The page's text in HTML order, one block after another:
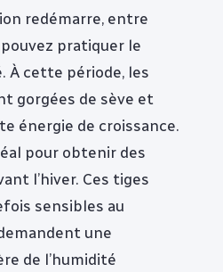
redémarre, entre
pouvez pratiquer le
À cette période, les
gorgées de sève et
énergie de croissance.
pour obtenir des
l’hiver. Ces tiges
sensibles au
une
de l’humidité